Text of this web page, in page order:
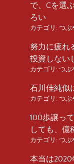
で、Cを選
ろい
カテゴリ: つぶ
努力に疲れ
投資しない
カテゴリ: つぶ
石川佳純似
カテゴリ: つぶ
100歩譲っ
しても、億
カテゴリ: つぶ
本当は